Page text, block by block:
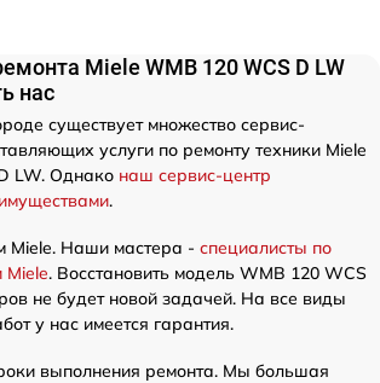
Miele WMB 120 WCS D LW
нас
существует множество сервис-
услуги по ремонту техники Miele
LW. Однако наш сервис-центр
.
Miele. Наши мастера - специалисты по
Miele. Восстановить модель WMB 120 WCS
не будет новой задачей. На все виды
у нас имеется гарантия.
выполнения ремонта. Мы большая